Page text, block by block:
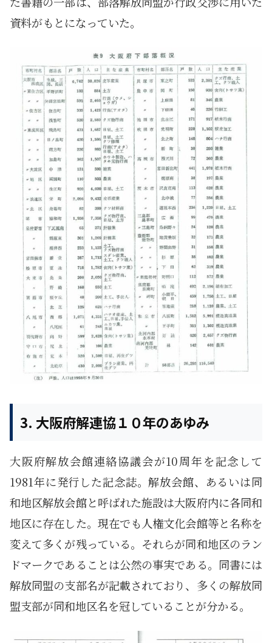
資料がもとになっていた。
3. 大阪府解連協１０年のあゆみ
大阪府解放会館連絡協議会が10周年を記念して
1981年に発行した記念誌。解放会館、あるいは同
和地区解放会館と呼ばれた施設は大阪府内に各同和
地区に存在した。現在でも人権文化会館等と名称を
変えて多くが残っている。それらが同和地区のラン
ドマークであることは公然の事実である。同書には
解放同盟の支部名が記載されており、多くの解放同
盟支部が同和地区名を冠していることが分かる。